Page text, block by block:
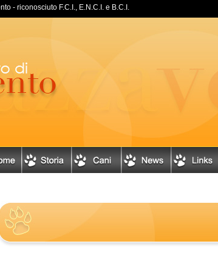
- riconosciuto F.C.I., E.N.C.I. e B.C.I.